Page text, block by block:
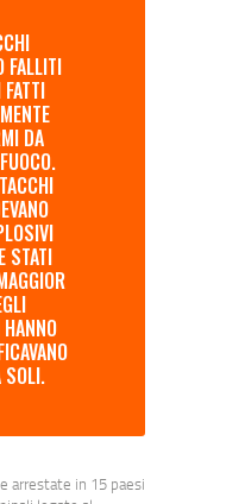
FALLITI
DA
STATI
SOLI.
arrestate in 15 paesi